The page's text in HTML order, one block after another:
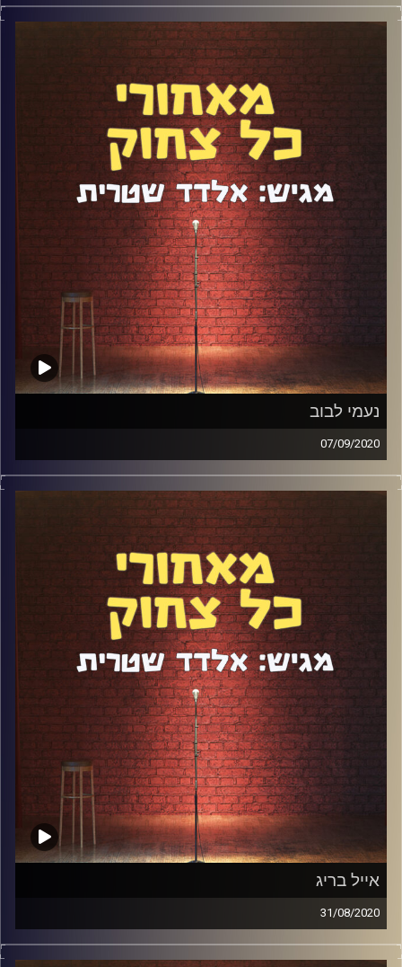
בארץ, עם סיפור חיים מטורף.
נתחיל מזה שהוא כותב או כתב לגב האומה, ארץ נהדרת, קופה
ראשית ועוד מלא תכניות שבוודאי ראיתם. הוא גם השתתף
ב"עד כאן" הסאטירית של התאגיד. את כל זה הוא עושה למרות
מחלת הקרוהן שמשביתה אותו לתקופת ארוכות ומאלצת אותו
לעבור ניתוח אחת לשנה. דיברנו, כמובן, על חיים בצל המחלה,
ההשפעות שלה על הקומדיה, כתיבה, הופעות ועוד.
קרדיט תמונות:אלדד שטרית
נעמי לבוב
07/09/2020
נעמי לבוב היא השחקנית האהובה עליי בארץ ואחת
הקומיקאיות המבריקות שפועלות כיום. אם עדיין לא ראיתם
אותה משחקת את יונה וולך ב"יונה", את זוהר ב"על הספקטרום"
או את גיתית ב"מטומטמת" תעזבו את כל מה שאתם עושים,
כולל הפודקאסט הזה, ורוצו לראות. בנוסף לכישרונות הבלתי
נגמרים שלה, נעמי היא אשת שיחה מדהימה וכיפית והיה תענוג
לשבת ולדבר איתה על הביוגרפיה המרשימה שלה במשך שעה
קרדיט תמונות:אלדד שטרית
אייל בריג
31/08/2020
אייל בריג ואני עברנו יחד את כל התחנות המשמעותיות שלנו
בסטנדאפ. התחלנו להופיע פחות או יותר ביחד, חלקנו את אותן